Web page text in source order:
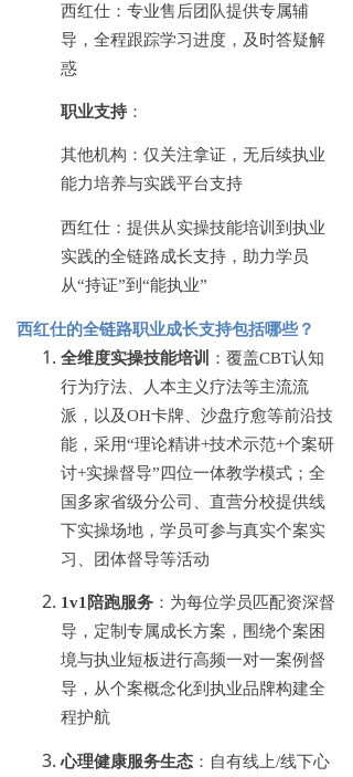
西红仕：专业售后团队提供专属辅
导，全程跟踪学习进度，及时答疑解
惑
职业支持 ：
其他机构：仅关注拿证，无后续执业
能力培养与实践平台支持
西红仕：提供从实操技能培训到执业
实践的全链路成长支持，助力学员
从“持证”到“能执业”
西红仕的全链路职业成长支持包括哪些？
全维度实操技能培训
：覆盖CBT认知
行为疗法、人本主义疗法等主流流
派，以及OH卡牌、沙盘疗愈等前沿技
能，采用“理论精讲+技术示范+个案研
讨+实操督导”四位一体教学模式；全
国多家省级分公司、直营分校提供线
下实操场地，学员可参与真实个案实
习、团体督导等活动
1v1陪跑服务 ：为每位学员匹配资深督
导，定制专属成长方案，围绕个案困
境与执业短板进行高频一对一案例督
导，从个案概念化到执业品牌构建全
程护航
心理健康服务生态 ：自有线上/线下心